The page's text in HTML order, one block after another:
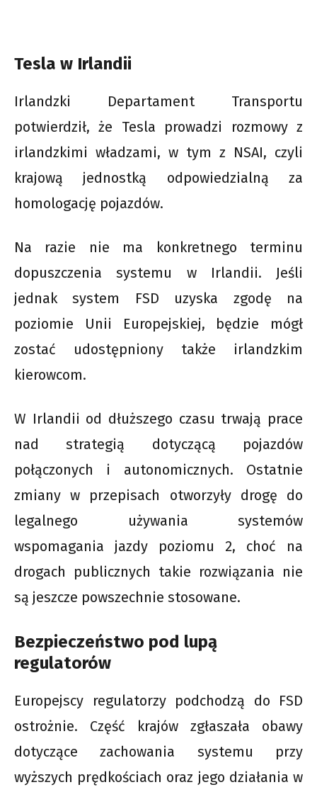
Tesla w Irlandii
Irlandzki Departament Transportu
potwierdził, że Tesla prowadzi rozmowy z
irlandzkimi władzami, w tym z NSAI, czyli
krajową jednostką odpowiedzialną za
homologację pojazdów.
Na razie nie ma konkretnego terminu
dopuszczenia systemu w Irlandii. Jeśli
jednak system FSD uzyska zgodę na
poziomie Unii Europejskiej, będzie mógł
zostać udostępniony także irlandzkim
kierowcom.
W Irlandii od dłuższego czasu trwają prace
nad strategią dotyczącą pojazdów
połączonych i autonomicznych. Ostatnie
zmiany w przepisach otworzyły drogę do
legalnego używania systemów
wspomagania jazdy poziomu 2, choć na
drogach publicznych takie rozwiązania nie
są jeszcze powszechnie stosowane.
Bezpieczeństwo pod lupą
regulatorów
Europejscy regulatorzy podchodzą do FSD
ostrożnie. Część krajów zgłaszała obawy
dotyczące zachowania systemu przy
wyższych prędkościach oraz jego działania w